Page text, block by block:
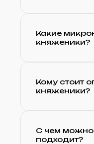
Какие
княженики?
Кому стоит
княженики?
С чем можно
подходит?